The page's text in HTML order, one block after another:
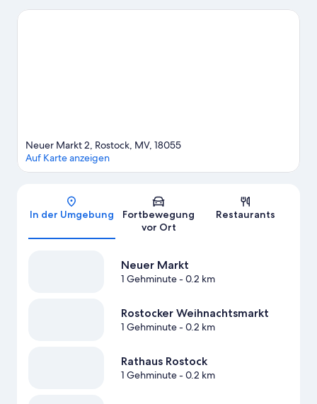
empfehlenswert: Kloster zum Heiligen Kreuz und
Karte
Neuer Markt 2, Rostock, MV, 18055
Auf Karte anzeigen
In der Umgebung
Fortbewegung
vor Ort
Restaurants
Neuer Markt
1 Gehminute- 0.2 km
Rostocker Weihnachtsmarkt
1 Gehminute- 0.2 km
Rathaus Rostock
1 Gehminute- 0.2 km